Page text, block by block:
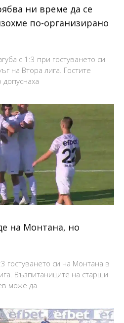
ни време да се
по-организирано
с 1:3 при гостуването си
на Втора лига. Гостите
допуснаха
на Монтана, но
гостуването си на Монтана в
Възпитаниците на старши
може да